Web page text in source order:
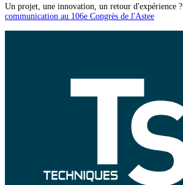
Un projet, une innovation, un retour d'expérience ?
communication au 106e Congrès de l'Astee